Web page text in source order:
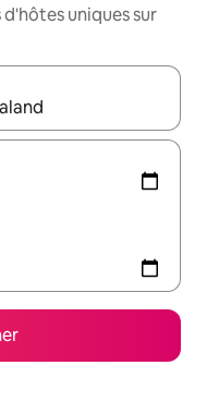
uniques sur
les flèches vers le